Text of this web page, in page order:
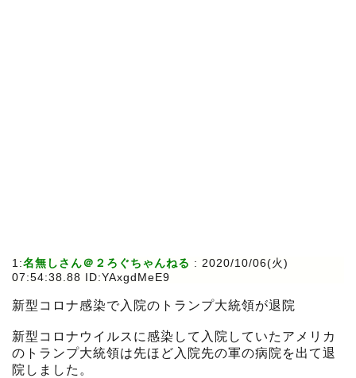
1:名無しさん＠２ろぐちゃんねる : 2020/10/06(火)
07:54:38.88 ID:YAxgdMeE9
新型コロナ感染で入院のトランプ大統領が退院
新型コロナウイルスに感染して入院していたアメリカ
のトランプ大統領は先ほど入院先の軍の病院を出て退
院しました。